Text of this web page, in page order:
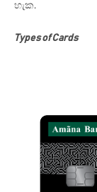
හැක.
Types of Cards